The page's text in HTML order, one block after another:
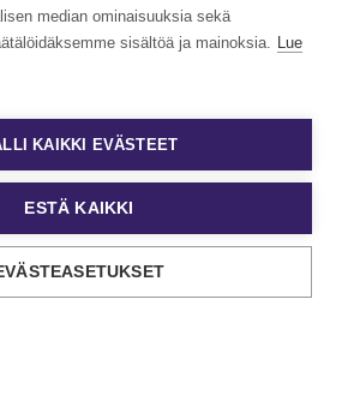
monimuotoista ja yhdenvertaista
kaikenlaisista taustoista
Noudatamme aina tasa-
rekrytointiprosessia. Uskomme
median ominaisuuksia sekä
sisältöä ja mainoksia. Lue
KAIKKI EVÄSTEET
ESTÄ KAIKKI